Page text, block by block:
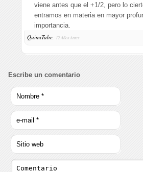
viene antes que el +1/2, pero lo
entramos en materia en mayor
importancia.
QuimiTube, 12 Años Antes
Escribe un comentario